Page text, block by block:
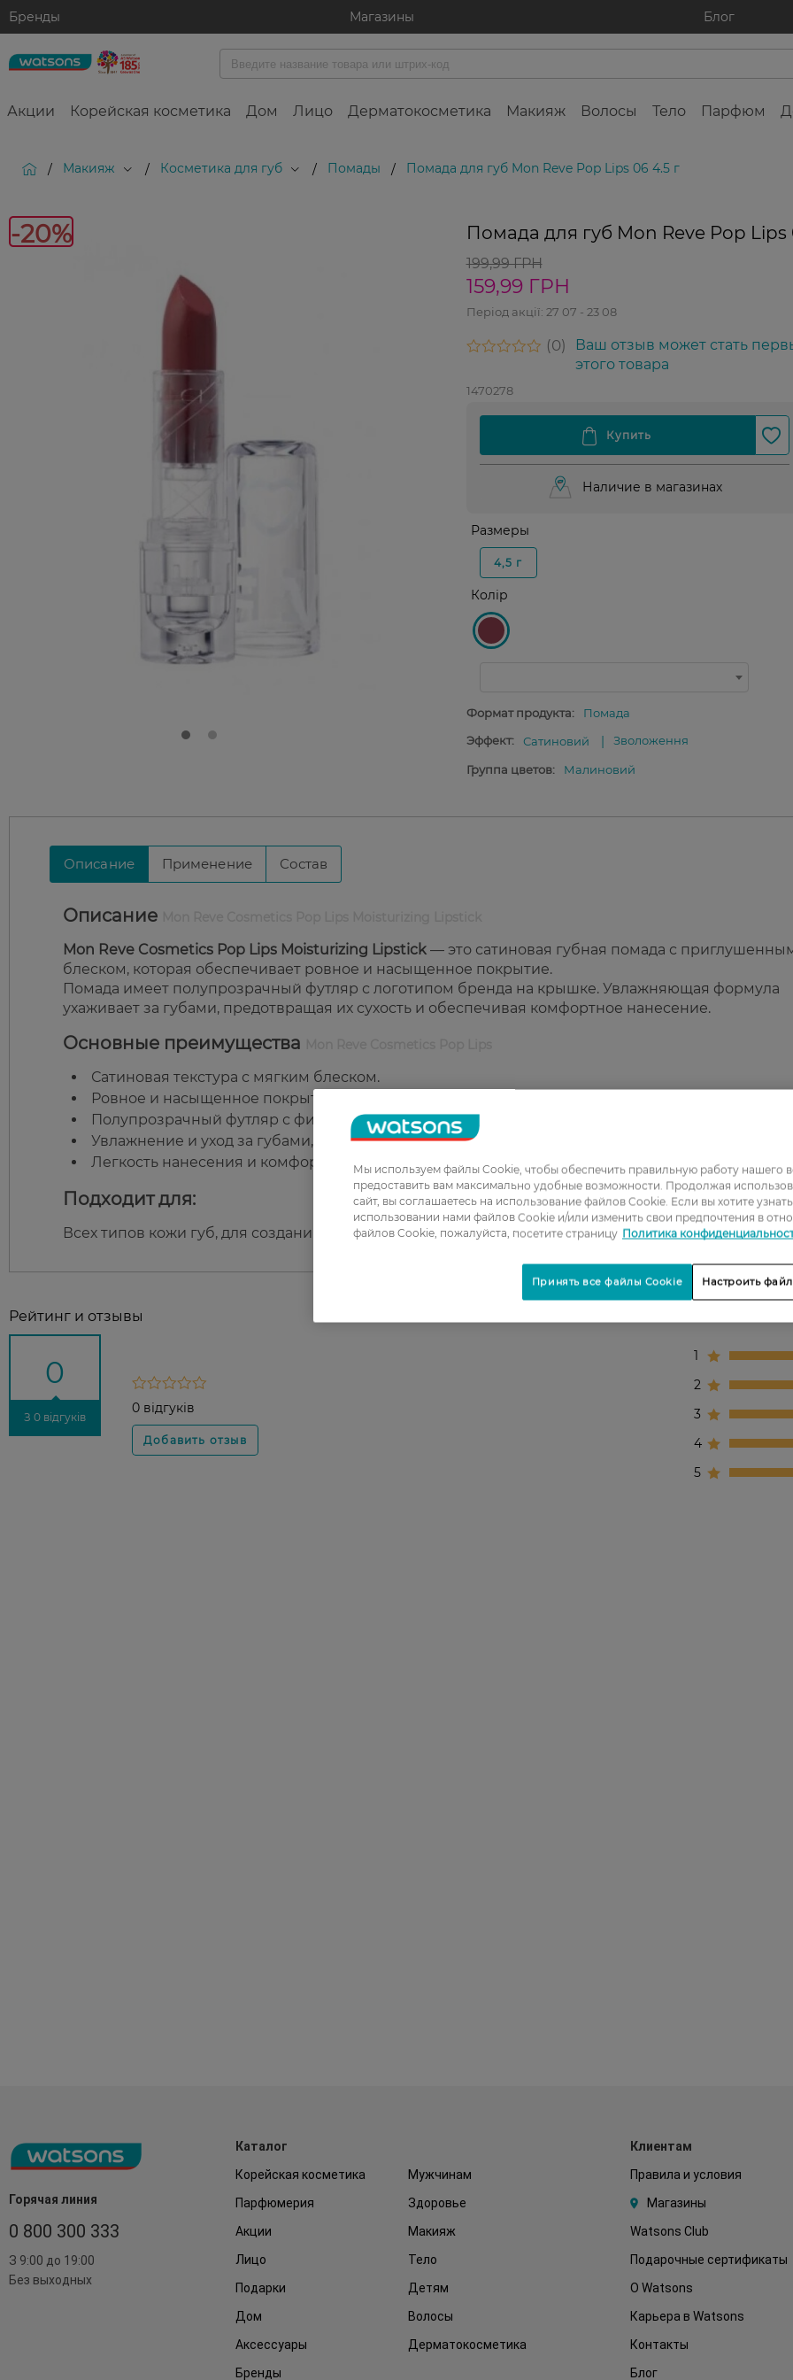
Бренды Магазины Блог
Акции Корейская косметика Дом Лицо Дерматокосметика Макияж Волосы Тело Парфюм
/ Макияж / Косметика для губ / Помады / Помада для губ Mon Reve Pop Lips 06 4.5 г
-20% Помада для губ Mon Reve Pop Lips
199,99 ГРН
159,99 ГРН
Період акції: 27 07 - 23 08
0
Ваш отзыв может стать
этого товара
1470278
Наличие в магазинах
Размеры
4,5 г
Колір
Формат продукта:
Помада
Эффект:
Сатиновий Зволоження
Группа цветов: Малиновий
Описание Применение Состав
Описание
Mon Reve Cosmetics Pop Lips Moisturizing Lipstick — это сатиновая губная помада с
блеском, которая обеспечивает ровное и насыщенное покрытие.
Помада имеет полупрозрачный футляр с логотипом бренда на крышке. Увлажняющая формула
ухаживает за губами, предотвращая их сухость и обеспечивая комфортное нанесение.
Основные преимущества
Сатиновая текстура с мягким блеском.
Ровное и насыщенное покрытие.
Полупрозрачный футляр с фирменным логотипом.
Увлажнение и уход за губами, предотвращение сухости.
Легкость нанесения и комфортное ощущение на губах.
Подходит для:
Всех типов кожи губ, для создания гладкого, ухоженного и естественного образа.
Рейтинг и отзывы
0
З 0 відгуків
0 відгуків
1
2
3
4
5
Горячая линия
0 800 300 333
З 9:00 до 19:00
Без выходных
Каталог
Корейская косметика
Мужчинам
Парфюмерия
Здоровье
Акции
Макияж
Лицо
Тело
Подарки
Детям
Дом
Волосы
Аксессуары
Дерматокосметика
Бренды
Клиентам
Правила и условия
Магазины
Watsons Club
Подарочные сертификаты
О Watsons
Карьера в Watsons
Контакты
Блог
Мы используем файлы Cookie, чтобы обеспечить правильную работу нашего
предоставить вам максимально удобные возможности. Продолжая
сайт, вы соглашаетесь на использование файлов Cookie. Если вы хотите
использовании нами файлов Cookie и/или изменить свои предпочтения в
файлов Cookie, пожалуйста, посетите страницу Политика
Настроить
Принять все файлы Cookie